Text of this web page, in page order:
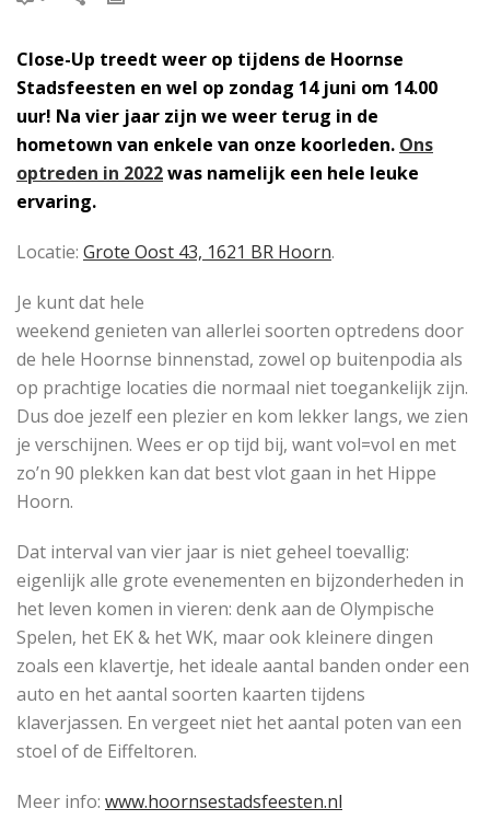
Close-Up treedt weer op tijdens de Hoornse
Stadsfeesten en wel op zondag 14 juni om 14.00
uur! Na vier jaar zijn we weer terug in de
hometown van enkele van onze koorleden. Ons
optreden in 2022was namelijk een hele leuke
ervaring.
Locatie: Grote Oost 43, 1621 BR Hoorn.
Je kunt dat hele
weekend genieten van allerlei soorten optredens door
de hele Hoornse binnenstad, zowel op buitenpodia als
op prachtige locaties die normaal niet toegankelijk zijn.
Dus doe jezelf een plezier en kom lekker langs, we zien
je verschijnen. Wees er op tijd bij, want vol=vol en met
zo’n 90 plekken kan dat best vlot gaan in het Hippe
Hoorn.
Dat interval van vier jaar is niet geheel toevallig:
eigenlijk alle grote evenementen en bijzonderheden in
het leven komen in vieren: denk aan de Olympische
Spelen, het EK & het WK, maar ook kleinere dingen
zoals een klavertje, het ideale aantal banden onder een
auto en het aantal soorten kaarten tijdens
klaverjassen. En vergeet niet het aantal poten van een
stoel of de Eiffeltoren.
Meer info: www.hoornsestadsfeesten.nl